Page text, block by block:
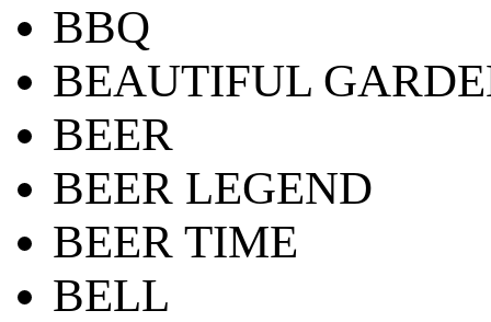
BBQ
BEAUTIFUL
BEER
BEER LEGEND
BEER TIME
BELL